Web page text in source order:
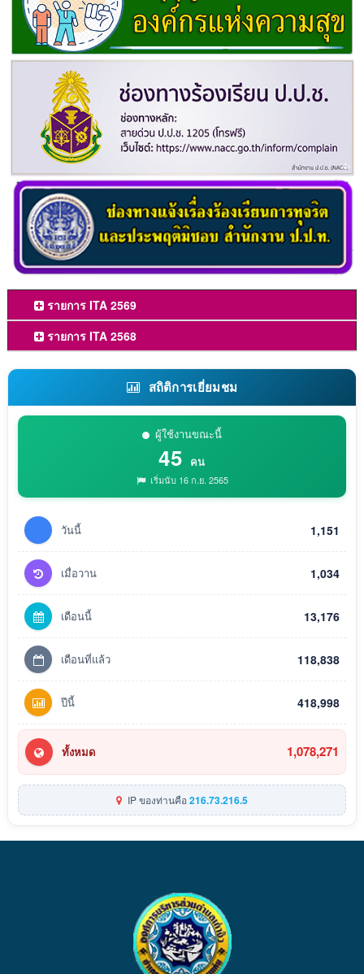
รายการ ITA 2569
รายการ ITA 2568
สถิติการเยี่ยมชม
ผู้ใช้งานขณะนี้
45 คน
เริ่มนับ 16 ก.ย. 2565
วันนี้ 1,151
เมื่อวาน 1,034
เดือนนี้ 13,176
เดือนที่แล้ว 118,838
ปีนี้ 418,998
ทั้งหมด 1,078,271
IP ของท่านคือ216.73.216.5